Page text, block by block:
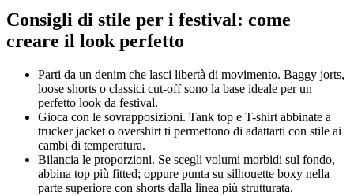
Consigli di stile per i festival: come
creare il look perfetto
Parti da un denim che lasci libertà di movimento. Baggy jorts,
loose shorts o classici cut-off sono la base ideale per un
perfetto look da festival.
Gioca con le sovrapposizioni. Tank top e T-shirt abbinate a
trucker jacket o overshirt ti permettono di adattarti con stile ai
cambi di temperatura.
Bilancia le proporzioni. Se scegli volumi morbidi sul fondo,
abbina top più fitted; oppure punta su silhouette boxy nella
parte superiore con shorts dalla linea più strutturata.